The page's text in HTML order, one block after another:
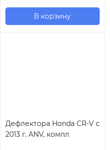
В корзину
Дефлектора Honda CR-V с
2013 г. ANV, компл